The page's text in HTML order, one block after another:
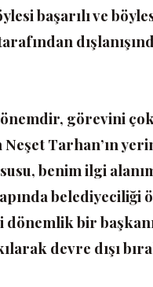
başarılı ve
görevini
Tarhan’ın
benim ilgi
belediyeciliği
dönemlik bir
devre dışı